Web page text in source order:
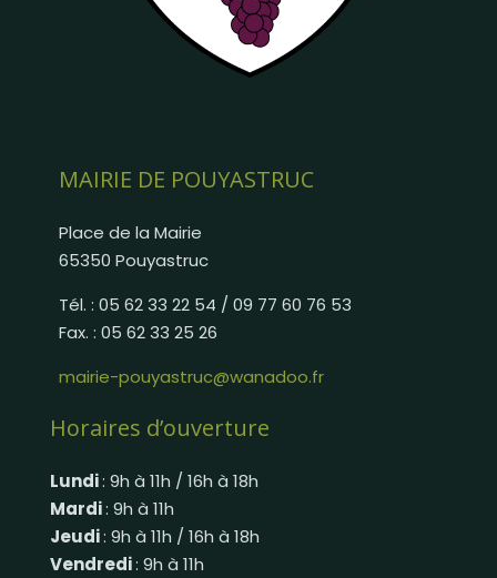
MAIRIE DE POUYASTRUC
Place de la Mairie
65350 Pouyastruc
Tél. : 05 62 33 22 54 / 09 77 60 76 53
Fax. : 05 62 33 25 26
mairie-pouyastruc@wanadoo.fr
Horaires d’ouverture
Lundi: 9h à 11h / 16h à 18h
Mardi: 9h à 11h
Jeudi: 9h à 11h / 16h à 18h
Vendredi: 9h à 11h